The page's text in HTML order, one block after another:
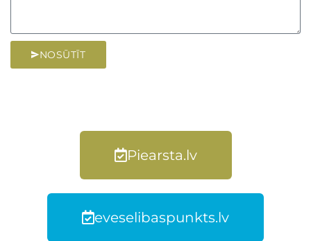
NOSŪTĪT
Piearsta.lv
eveselibaspunkts.lv